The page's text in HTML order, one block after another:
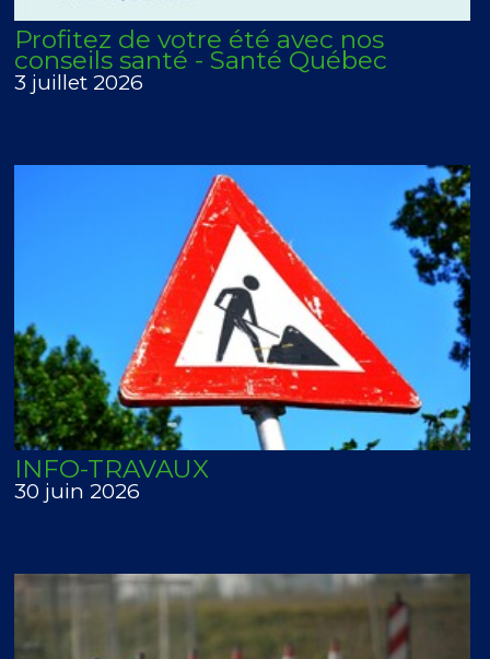
Profitez de votre été avec nos
conseils santé - Santé Québec
3 juillet 2026
INFO-TRAVAUX
30 juin 2026